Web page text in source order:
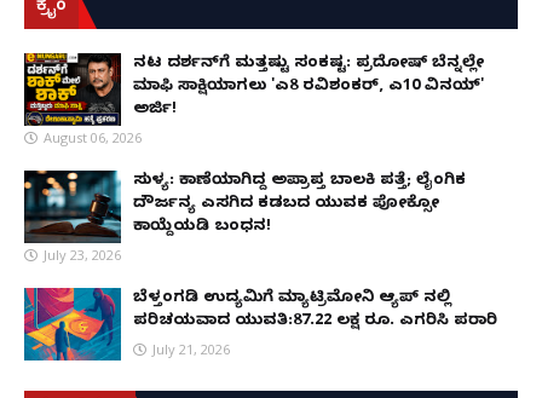
ಕ್ರೈಂ
ನಟ ದರ್ಶನ್‌ಗೆ ಮತ್ತಷ್ಟು ಸಂಕಷ್ಟ: ಪ್ರದೋಷ್ ಬೆನ್ನಲ್ಲೇ
ಮಾಫಿ ಸಾಕ್ಷಿಯಾಗಲು 'ಎ8 ರವಿಶಂಕರ್, ಎ10 ವಿನಯ್'
ಅರ್ಜಿ!
August 06, 2026
ಸುಳ್ಯ: ಕಾಣೆಯಾಗಿದ್ದ ಅಪ್ರಾಪ್ತ ಬಾಲಕಿ ಪತ್ತೆ; ಲೈಂಗಿಕ
ದೌರ್ಜನ್ಯ ಎಸಗಿದ ಕಡಬದ ಯುವಕ ಪೋಕ್ಸೋ
ಕಾಯ್ದೆಯಡಿ ಬಂಧನ!
July 23, 2026
ಬೆಳ್ತಂಗಡಿ ಉದ್ಯಮಿಗೆ ಮ್ಯಾಟ್ರಿಮೋನಿ ಆ್ಯಪ್ ನಲ್ಲಿ
ಪರಿಚಯವಾದ ಯುವತಿ:87.22 ಲಕ್ಷ ರೂ. ಎಗರಿಸಿ ಪರಾರಿ
July 21, 2026